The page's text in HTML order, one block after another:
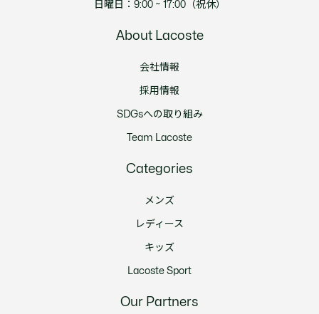
日曜日：9:00 ~ 17:00（祝休）
About Lacoste
会社情報
採用情報
SDGsへの取り組み
Team Lacoste
Categories
メンズ
レディース
キッズ
Lacoste Sport
Our Partners